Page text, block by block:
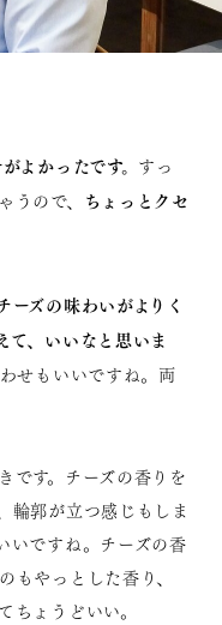
よかったです。 すっ
うので、
ちょっとクセ
ズの味わいがよりく
て、いいなと思いま
せもいいですね。両
です。チーズの香りを
輪郭が立つ感じもしま
いですね。チーズの香
もやっとした香り、
ちょうどいい。